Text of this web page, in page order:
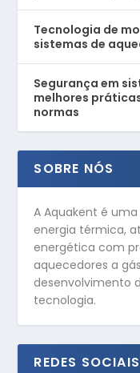
Tecnologia de
sistemas de
Segurança em
melhores
normas
SOBRE NÓS
A Aquakent é
energia térmica,
energética com
aquecedores a
desenvolvimento
tecnologia.
REDES SOCIAIS